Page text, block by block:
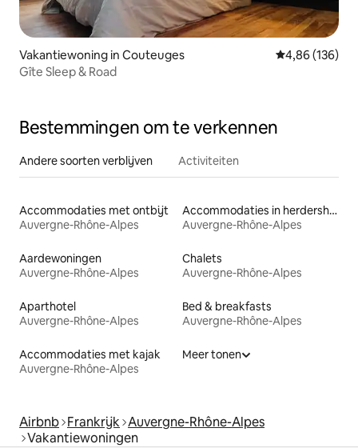
Vakantiewoning in Couteuges Gemiddelde
4,86 (136)
Gîte Sleep & Road
Bestemmingen om te verkennen
Andere soorten verblijven Activiteiten
Accommodaties met ontbijt
Auvergne-Rhône-Alpes
Accommodaties in herdershutten
Auvergne-Rhône-Alpes
Aardewoningen
Auvergne-Rhône-Alpes
Chalets
Auvergne-Rhône-Alpes
Aparthotel
Auvergne-Rhône-Alpes
Bed & breakfasts
Auvergne-Rhône-Alpes
Accommodaties met kajak
Auvergne-Rhône-Alpes
Meer tonen
Airbnb Frankrijk Auvergne-Rhône-Alpes
Vakantiewoningen